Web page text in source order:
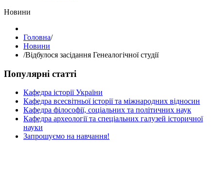
Hовини
Головна/
Hовини
/Відбулося засідання Генеалогічної студії
Популярні статті
Кафедра історії України
Кафедра всесвітньої історії та міжнародних відносин
Кафедра філософії, соціальних та політичних наук
Кафедра археології та спеціальних галузей історичної
науки
Запрошуємо на навчання!